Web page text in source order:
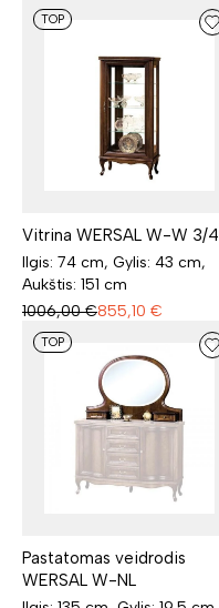
TOP
Vitrina WERSAL W-W 3/4
Ilgis: 74 cm, Gylis: 43 cm,
Aukštis: 151 cm
1006,00 €855,10 €
TOP
Pastatomas veidrodis
WERSAL W-NL